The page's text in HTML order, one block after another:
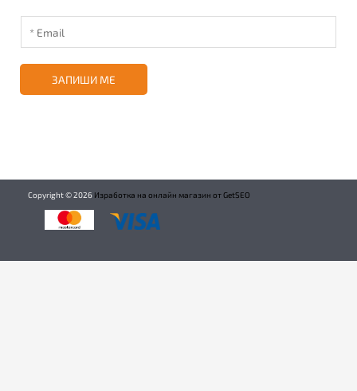
ЗАПИШИ МЕ
Copyright ©2026 Изработка на онлайн магазин от GetSEO